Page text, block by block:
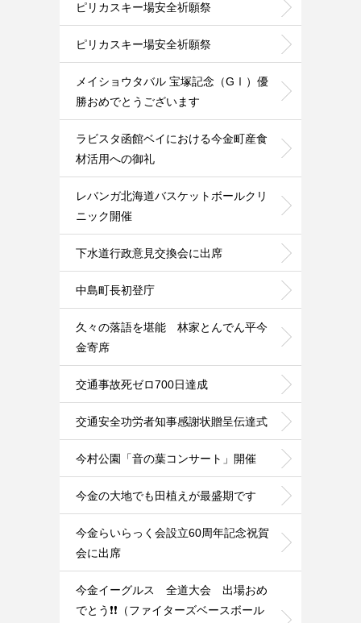
ピリカスキー場安全祈願祭
ピリカスキー場安全祈願祭
メイショウタバル 宝塚記念（GⅠ）優
勝おめでとうございます
ラビスタ函館ベイにおける今金町産食
材活用への御礼
レバンガ北海道バスケットボールクリ
ニック開催
下水道行政意見交換会に出席
中島町長初登庁
久々の落語を堪能 林家とんでん平今
金寄席
交通事故死ゼロ700日達成
交通安全功労者知事感謝状贈呈伝達式
今村公園「音の葉コンサート」開催
今金の大地でも田植えが最盛期です
今金らいらっく会設立60周年記念祝賀
会に出席
今金イーグルス 全道大会 出場おめ
でとう❗️❗️（ファイターズベースボール